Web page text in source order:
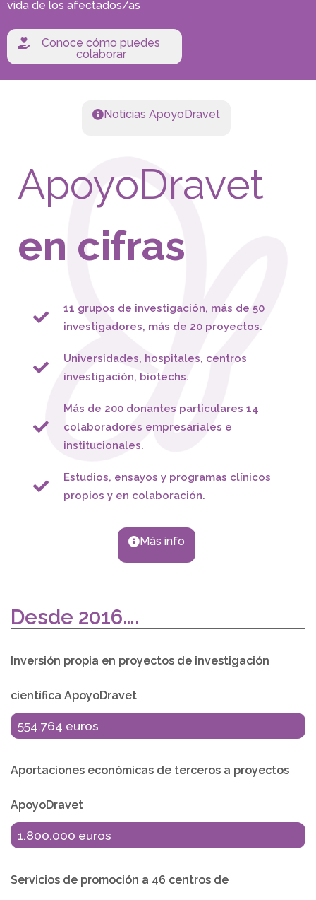
vida de los afectados/as
Conoce cómo puedes
colaborar
Noticias ApoyoDravet
ApoyoDravet
en cifras
11 grupos de investigación, más de 50
investigadores, más de 20 proyectos.
Universidades, hospitales, centros
investigación, biotechs.
Más de 200 donantes particulares 14
colaboradores empresariales e
institucionales.
Estudios, ensayos y programas clínicos
propios y en colaboración.
Más info
Desde 2016….
Inversión propia en proyectos de investigación
científica ApoyoDravet
554.764 euros
Aportaciones económicas de terceros a proyectos
ApoyoDravet
1.800.000 euros
Servicios de promoción a 46 centros de